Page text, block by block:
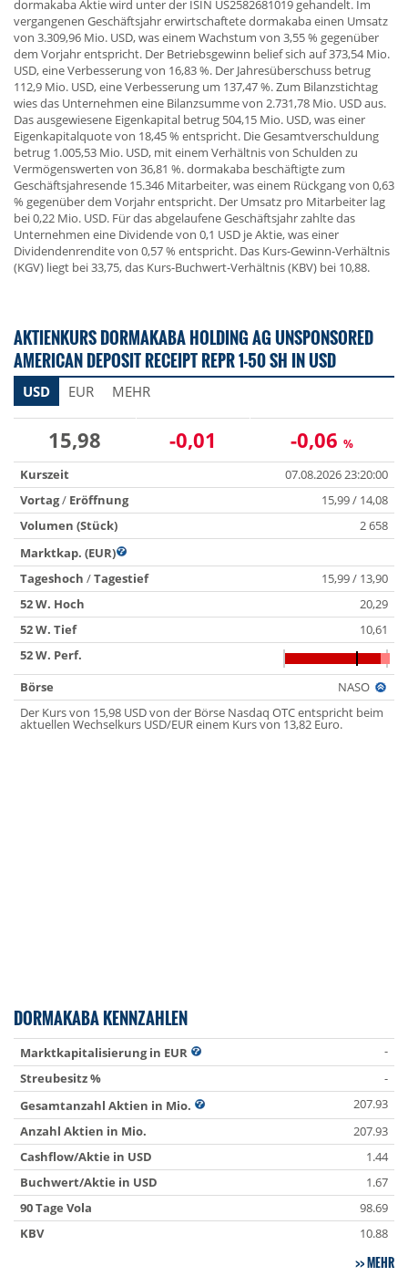
dormakaba Aktie wird unter der ISIN US2582681019 gehandelt. Im
vergangenen Geschäftsjahr erwirtschaftete dormakaba einen Umsatz
von 3.309,96 Mio. USD, was einem Wachstum von 3,55 % gegenüber
dem Vorjahr entspricht. Der Betriebsgewinn belief sich auf 373,54 Mio.
USD, eine Verbesserung von 16,83 %. Der Jahresüberschuss betrug
112,9 Mio. USD, eine Verbesserung um 137,47 %. Zum Bilanzstichtag
wies das Unternehmen eine Bilanzsumme von 2.731,78 Mio. USD aus.
Das ausgewiesene Eigenkapital betrug 504,15 Mio. USD, was einer
Eigenkapitalquote von 18,45 % entspricht. Die Gesamtverschuldung
betrug 1.005,53 Mio. USD, mit einem Verhältnis von Schulden zu
Vermögenswerten von 36,81 %. dormakaba beschäftigte zum
Geschäftsjahresende 15.346 Mitarbeiter, was einem Rückgang von 0,63
% gegenüber dem Vorjahr entspricht. Der Umsatz pro Mitarbeiter lag
bei 0,22 Mio. USD. Für das abgelaufene Geschäftsjahr zahlte das
Unternehmen eine Dividende von 0,1 USD je Aktie, was einer
Dividendenrendite von 0,57 % entspricht. Das Kurs-Gewinn-Verhältnis
(KGV) liegt bei 33,75, das Kurs-Buchwert-Verhältnis (KBV) bei 10,88.
AKTIENKURS DORMAKABA HOLDING AG UNSPONSORED
AMERICAN DEPOSIT RECEIPT REPR 1-50 SH IN USD
USD EUR MEHR
15,98 -0,01 -0,06 %
Kurszeit
07.08.2026 23:20:00
Vortag/ Eröffnung
15,99 / 14,08
Volumen (Stück)
2 658
Marktkap. (EUR)
Tageshoch /Tagestief
15,99 / 13,90
52 W. Hoch
20,29
52 W. Tief
10,61
52 W. Perf.
Börse
NASO
Der Kurs von 15,98 USD von der Börse Nasdaq OTC entspricht beim
aktuellen Wechselkurs USD/EUR einem Kurs von 13,82 Euro.
DORMAKABA KENNZAHLEN
Marktkapitalisierung in EUR
-
Streubesitz %
-
Gesamtanzahl Aktien in Mio.
207.93
Anzahl Aktien in Mio.
207.93
Cashflow/Aktie in USD
1.44
Buchwert/Aktie in USD
1.67
90 Tage Vola
98.69
KBV
10.88
MEHR